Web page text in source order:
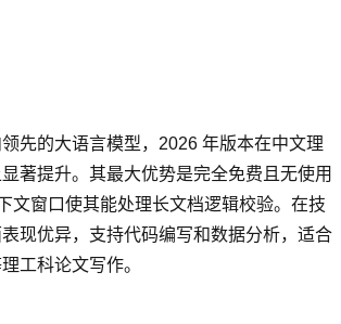
先的大语言模型，2026 年版本在中文理
著提升。其最大优势是完全免费且无使用
文窗口使其能处理长文档逻辑校验。在技
现优异，支持代码编写和数据分析，适合
工科论文写作。